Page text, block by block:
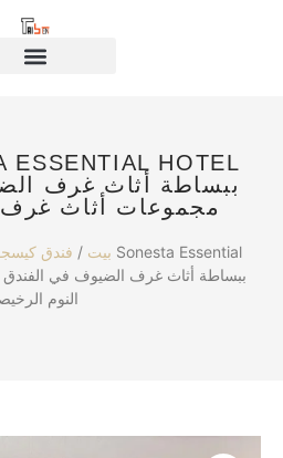
ببساطة أثاث غرف
بيت / فندق